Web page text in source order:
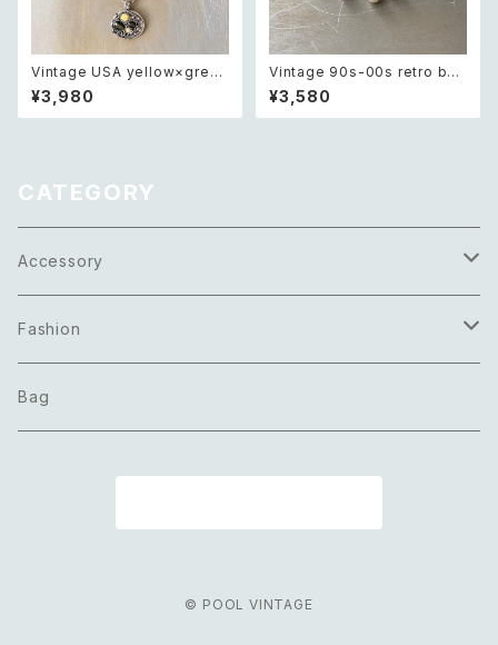
Vintage USA yellow×green
bijou design charm neckla
ce レトロ アメリカ ヴィンテー
ジ アクセサリー イエロー×グリ
¥3,980
Vintage 90s-00s retro bot
anical crystal bijou×pearl
bracelet レトロ ヴィンテージ
アクセサリー ボタニカル クリス
¥3,580
CATEGORY
Accessory
Necklace
Pierce
Fashion
Tops
Bag
© POOL VINTAGE